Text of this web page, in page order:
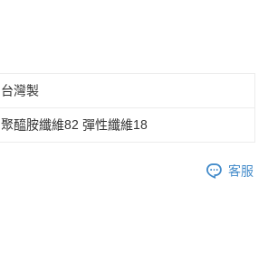
台灣製
聚醯胺纖維82 彈性纖維18
客服